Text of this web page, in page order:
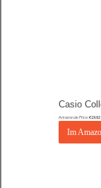
Casio
Amazon.de Price:€19,92
Im